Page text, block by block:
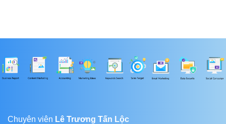
Chuyên viên Lê Trương Tấn Lộc